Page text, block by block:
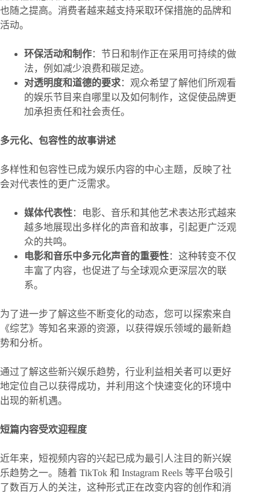
也随之提高。消费者越来越支持采取环保措施的品牌和
活动。
环保活动和制作：节日和制作正在采用可持续的做
法，例如减少浪费和碳足迹。
对透明度和道德的要求：观众希望了解他们所观看
的娱乐节目来自哪里以及如何制作，这促使品牌更
加承担责任和社会责任。
多元化、包容性的故事讲述
多样性和包容性已成为娱乐内容的中心主题，反映了社
会对代表性的更广泛需求。
媒体代表性：电影、音乐和其他艺术表达形式越来
越多地展现出多样化的声音和故事，引起更广泛观
众的共鸣。
电影和音乐中多元化声音的重要性：这种转变不仅
丰富了内容，也促进了与全球观众更深层次的联
系。
为了进一步了解这些不断变化的动态，您可以探索来自
《综艺》等知名来源的资源，以获得娱乐领域的最新趋
势和分析。
通过了解这些新兴娱乐趋势，行业利益相关者可以更好
地定位自己以获得成功，并利用这个快速变化的环境中
出现的新机遇。
短篇内容受欢迎程度
近年来，短视频内容的兴起已成为最引人注目的新兴娱
乐趋势之一。随着 TikTok 和 Instagram Reels 等平台吸引
了数百万人的关注，这种形式正在改变内容的创作和消